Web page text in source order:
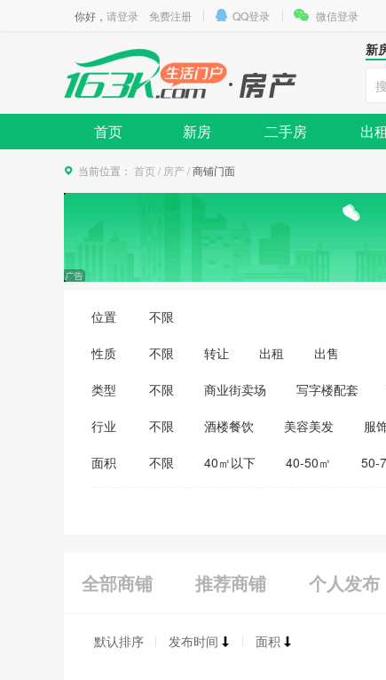
你好， 请登录 免费注册 QQ登录 微信登录
新
首页 新房 二手房 出租
当前位置： 首页 / 房产/商铺门面
位置 不限
性质 不限 转让 出租 出售
类型 不限 商业街卖场 写字楼配套
行业 不限 酒楼餐饮 美容美发 服
医药保健
家居建材
面积 不限 40㎡以下 40-50㎡ 50-
全部商铺 推荐商铺 个人发布
默认排序 发布时间 面积